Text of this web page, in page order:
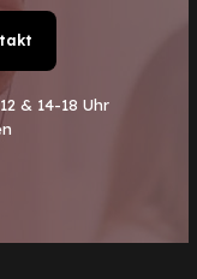
& 14-18 Uhr